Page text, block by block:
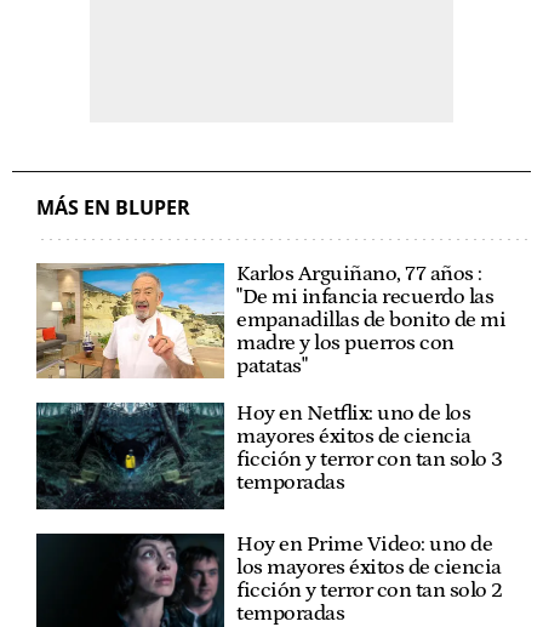
MÁS EN BLUPER
Karlos Arguiñano, 77 años :
"De mi infancia recuerdo las
empanadillas de bonito de mi
madre y los puerros con
patatas"
Hoy en Netflix: uno de los
mayores éxitos de ciencia
ficción y terror con tan solo 3
temporadas
Hoy en Prime Video: uno de
los mayores éxitos de ciencia
ficción y terror con tan solo 2
temporadas